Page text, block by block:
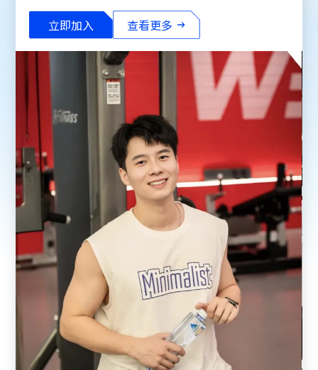
立即加入 查看更多